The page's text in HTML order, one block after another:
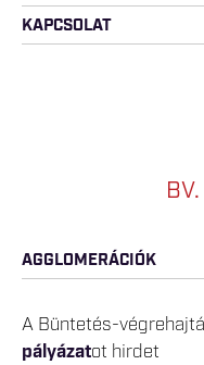
KAPCSOLAT
AGGLOMERÁCIÓK
A Büntetés-
pályázatot hirdet